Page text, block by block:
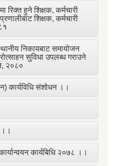
रिक्त हुने शिक्षक, कर्मचारी
शिक्षक, कर्मचारी
निकायबाट समायोजन
सुविधा उपलब्ध गराउने
२०८०
कार्यविधि संशोधन ।।
।।
कार्यबिधि २०७८ ।।